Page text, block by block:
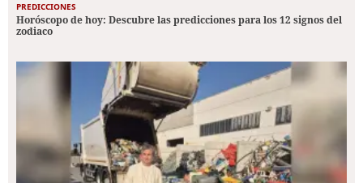
PREDICCIONES
Horóscopo de hoy: Descubre las predicciones para los 12 signos del
zodiaco